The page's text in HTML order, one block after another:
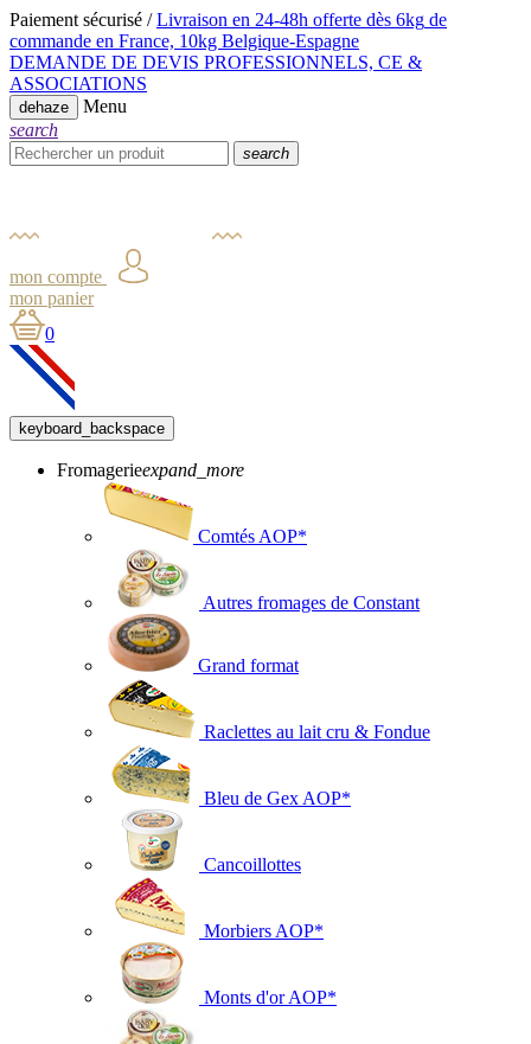
Paiement sécurisé / Livraison en 24-48h offerte dès 6kg de
commande en France, 10kg Belgique-Espagne
DEMANDE DE DEVIS PROFESSIONNELS, CE &
ASSOCIATIONS
dehaze
Menu
search
search
mon compte
mon panier
0
keyboard_backspace
Fromagerieexpand_more
Comtés AOP*
Autres fromages de Constant
Grand format
Raclettes au lait cru & Fondue
Bleu de Gex AOP*
Cancoillottes
Morbiers AOP*
Monts d'or AOP*